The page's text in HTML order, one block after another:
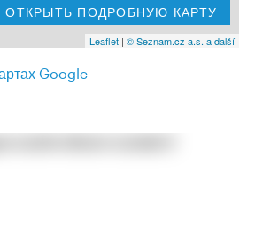
ОТКРЫТЬ ПОДРОБНУЮ КАРТУ
Leaflet | © Seznam.cz a.s. a další
Google